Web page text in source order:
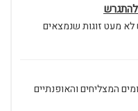
לא מעט זוגות שנמצאים
המצליחים והאופנתיים